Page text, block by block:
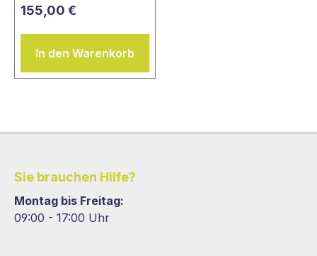
155,00 €
In den Warenkorb
Sie brauchen Hilfe?
Montag bis Freitag:
09:00 - 17:00 Uhr